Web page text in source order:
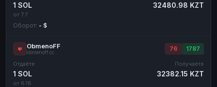
1 SOL
от 7.7
32480.98 KZT
Оборот: - $
ObmenoFF
obmenoff.cc
76 1787
Отдаёте
1 SOL
от 6.18
Получаете
32382.15 KZT